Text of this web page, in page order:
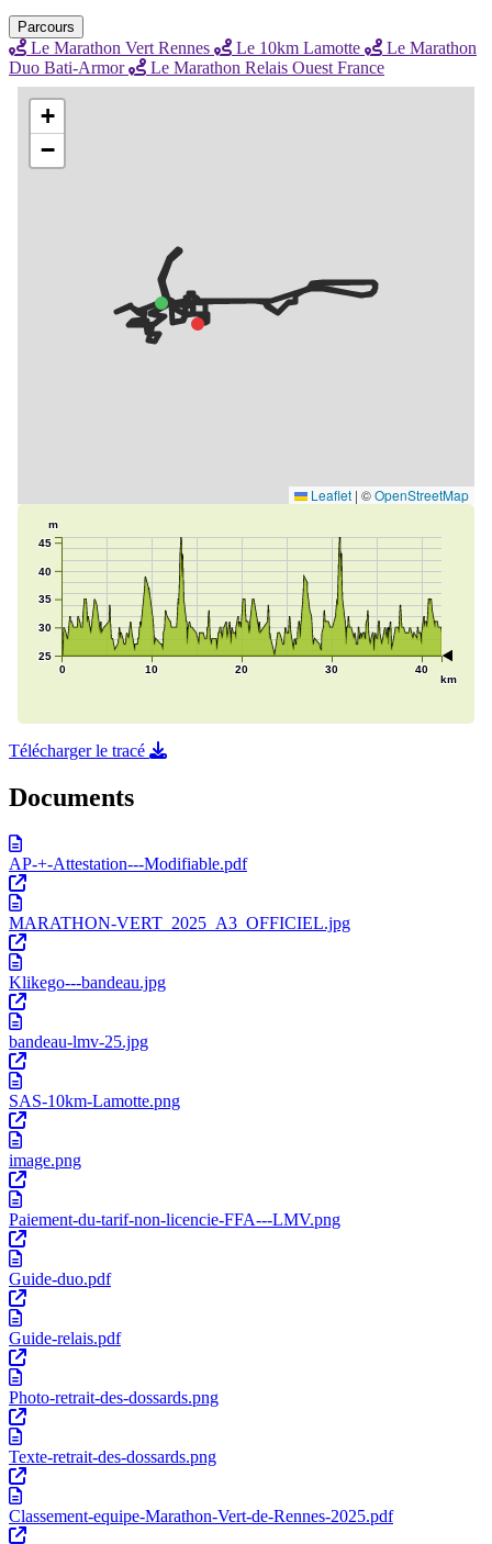
Parcours
Le Marathon Vert Rennes Le 10km Lamotte
Le Marathon
Duo Bati-Armor
Le Marathon Relais Ouest France
Télécharger le tracé
Documents
AP-+-Attestation---Modifiable.pdf
MARATHON-VERT_2025_A3_OFFICIEL.jpg
Klikego---bandeau.jpg
bandeau-lmv-25.jpg
SAS-10km-Lamotte.png
image.png
Paiement-du-tarif-non-licencie-FFA---LMV.png
Guide-duo.pdf
Guide-relais.pdf
Photo-retrait-des-dossards.png
Texte-retrait-des-dossards.png
Classement-equipe-Marathon-Vert-de-Rennes-2025.pdf